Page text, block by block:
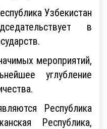
Узбекистан
в
мероприятий,
углубление
Республика
Республика,